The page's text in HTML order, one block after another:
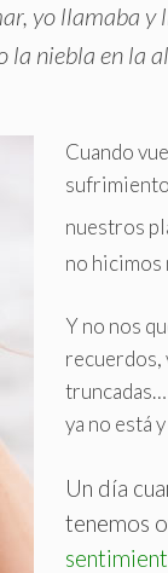
yo llamaba
niebla en la
Cuando
sufrimiento
nuestros
no hicimos
Y no nos
recuerdos,
truncadas…
ya no está
Un día
tenemos